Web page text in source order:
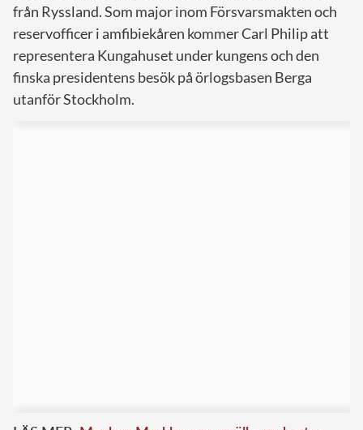
från Ryssland. Som major inom Försvarsmakten och
reservofficer i amfibiekåren kommer Carl Philip att
representera Kungahuset under kungens och den
finska presidentens besök på örlogsbasen Berga
utanför Stockholm.